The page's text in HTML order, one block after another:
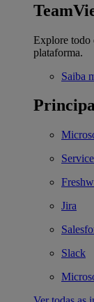
Explore todo
plataforma.
Saiba
Jira
Slack